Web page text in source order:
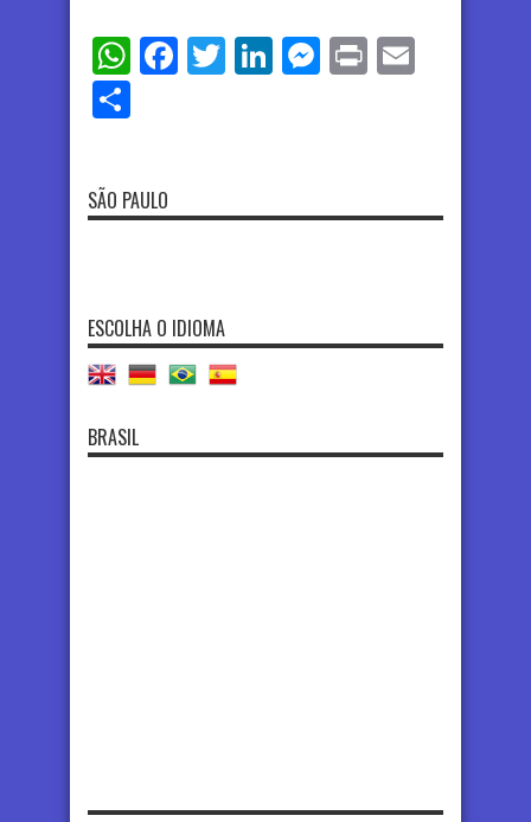
WhatsApp
Facebook
TwitterLinkedIn
Messenger
Print
SÃO PAULO
ESCOLHA O IDIOMA
BRASIL